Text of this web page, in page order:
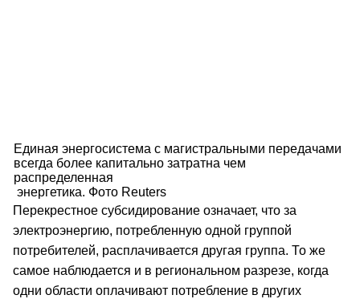
Единая энергосистема с магистральными передачами
всегда более капитально затратна чем
распределенная
энергетика. Фото Reuters
Перекрестное субсидирование означает, что за
электроэнергию, потребленную одной группой
потребителей, расплачивается другая группа. То же
самое наблюдается и в региональном разрезе, когда
одни области оплачивают потребление в других